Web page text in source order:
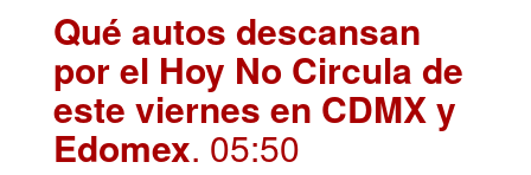
Qué autos descansan
por el Hoy No Circula de
este viernes en CDMX y
Edomex. 05:50